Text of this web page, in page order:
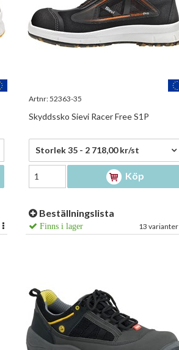
Artnr:52363-35
Skyddssko Sievi Racer Free S1P
2 718,00 kr/st
Storlek 35 - 2 718,00 kr/st
Köp
Beställningslista
Finns i lager 13 varianter